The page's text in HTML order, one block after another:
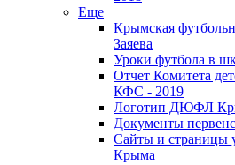
Еще
Крымская
Заяева
Уроки футбола в
Отчет Комитета
КФС - 2019
Логотип ДЮФЛ
Документы
Сайты и
Крыма